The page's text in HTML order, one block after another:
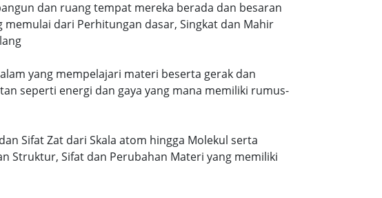
dan ruang tempat mereka berada dan besaran
dari Perhitungan dasar, Singkat dan Mahir
yang mempelajari materi beserta gerak dan
seperti energi dan gaya yang mana memiliki rumus-
Sifat Zat dari Skala atom hingga Molekul serta
Struktur, Sifat dan Perubahan Materi yang memiliki